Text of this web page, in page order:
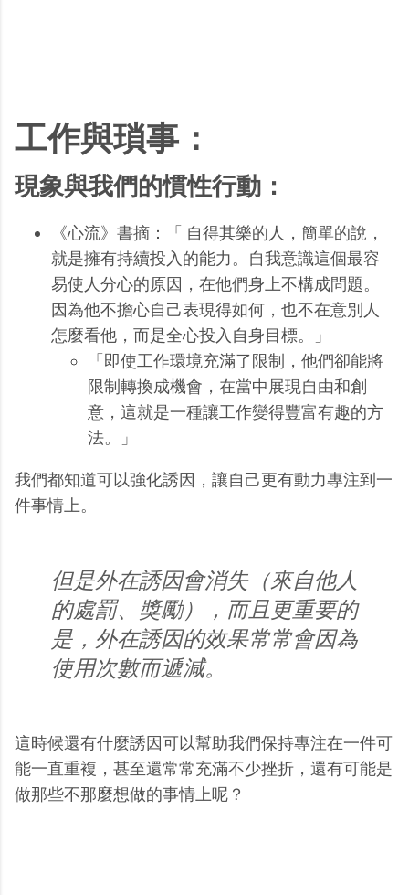
工作與瑣事：
現象與我們的慣性行動：
《心流》書摘：「 自得其樂的人，簡單的說，
就是擁有持續投入的能力。自我意識這個最容
易使人分心的原因，在他們身上不構成問題。
因為他不擔心自己表現得如何，也不在意別人
怎麼看他，而是全心投入自身目標。」
「即使工作環境充滿了限制，他們卻能將
限制轉換成機會，在當中展現自由和創
意，這就是一種讓工作變得豐富有趣的方
法。」
我們都知道可以強化誘因，讓自己更有動力專注到一
件事情上。
但是外在誘因會消失（來自他人
的處罰、獎勵），而且更重要的
是，外在誘因的效果常常會因為
使用次數而遞減。
這時候還有什麼誘因可以幫助我們保持專注在一件可
能一直重複，甚至還常常充滿不少挫折，還有可能是
做那些不那麼想做的事情上呢？